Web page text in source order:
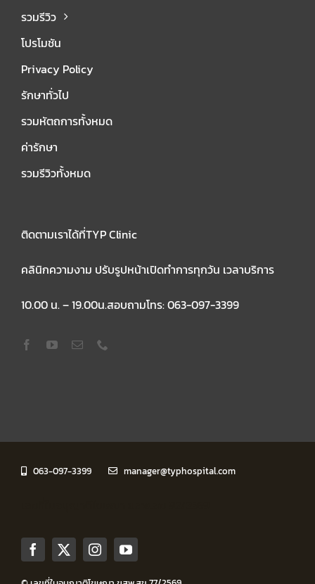
รวมรีวิว
โปรโมชัน
Privacy Policy
รักษาทั่วไป
รวมหัตถการทั้งหมด
ค่ารักษา
รวมรีวิวทั้งหมด
ติดตามเราได้ที่TYP Clinic
คลินิกความงาม ปรับรูปหน้าเปิดทำการทุกวัน เวลาบริการ
10.00 น. – 19.00น.สอบถามโทร: 063-097-3399
063-097-3399 manager@typhospital.com